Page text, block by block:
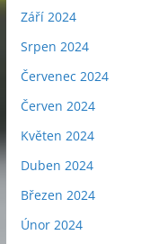
Září 2024
Srpen 2024
Červenec 2024
Červen 2024
Květen 2024
Duben 2024
Březen 2024
Únor 2024